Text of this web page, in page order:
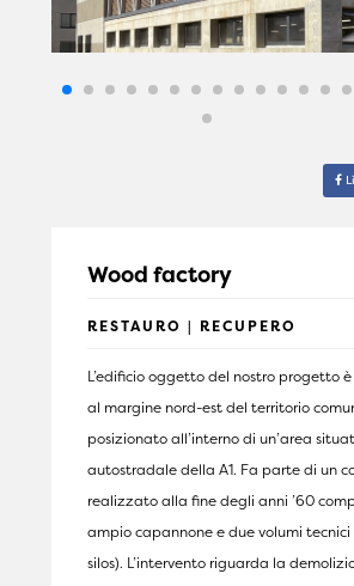
Wood factory
RESTAURO | RECUPERO
L’edificio oggetto del nostro progetto
al margine nord-est del territorio
posizionato all’interno di un’area
autostradale della A1. Fa parte di un
realizzato alla fine degli anni ’60
ampio capannone e due volumi
silos). L’intervento riguarda la